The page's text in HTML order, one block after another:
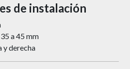
de instalación
a 45 mm
y derecha